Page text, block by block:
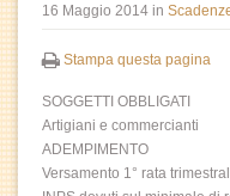
16 Maggio 2014 in
Stampa questa pagina
SOGGETTI OBBLIGATI
Artigiani e commercianti
ADEMPIMENTO
Versamento 1° rata